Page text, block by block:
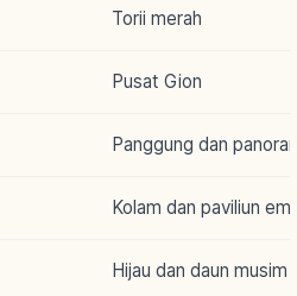
Torii merah
Pusat Gion
Panggung dan
Kolam dan paviliun
Hijau dan daun musim